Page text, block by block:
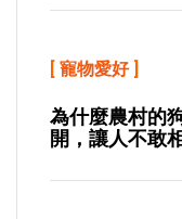
[ 寵物愛好]
為什麼農村的
開，讓人不敢